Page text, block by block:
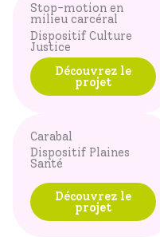
Stop-motion en
milieu carcéral
Dispositif Culture
Justice
Découvrez le
projet
Carabal
Dispositif Plaines
Santé
Découvrez le
projet